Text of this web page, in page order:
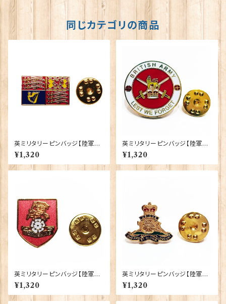
同じカテゴリの商品
英ミリタリーピンバッジ【陸軍=R
oyal Cypher Standard Fla
¥1,320
英ミリタリーピンバッジ【陸軍=B
ritish Army】Tradition 9004
3-M099
¥1,320
英ミリタリーピンバッジ【陸軍=Y
orkshire Regiment】Traditi
on 90043-M082
¥1,320
英ミリタリーピンバッジ【陸軍=T
he Royal Regiment of Artill
ery】Tradition 90043-M09
5
¥1,320